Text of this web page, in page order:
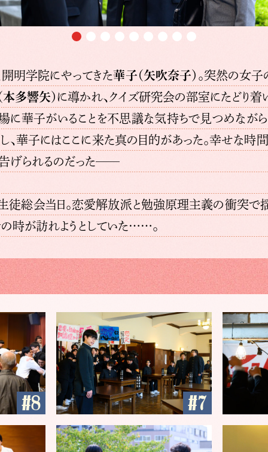
● ● ● ● ● ● ● ●
開明学院にやってきた華子（矢吹奈子） 。突然の女
本多響矢） に導かれ、クイズ研究会の部室にたどり着
に華子がいることを不思議な気持ちで見つめなが
、華子にはここに来た真の目的があった。幸せな時
告げられるのだった──
徒総会当日。恋愛解放派と勉強原理主義の衝突
時が訪れようとしていた……。
第7話
第5話